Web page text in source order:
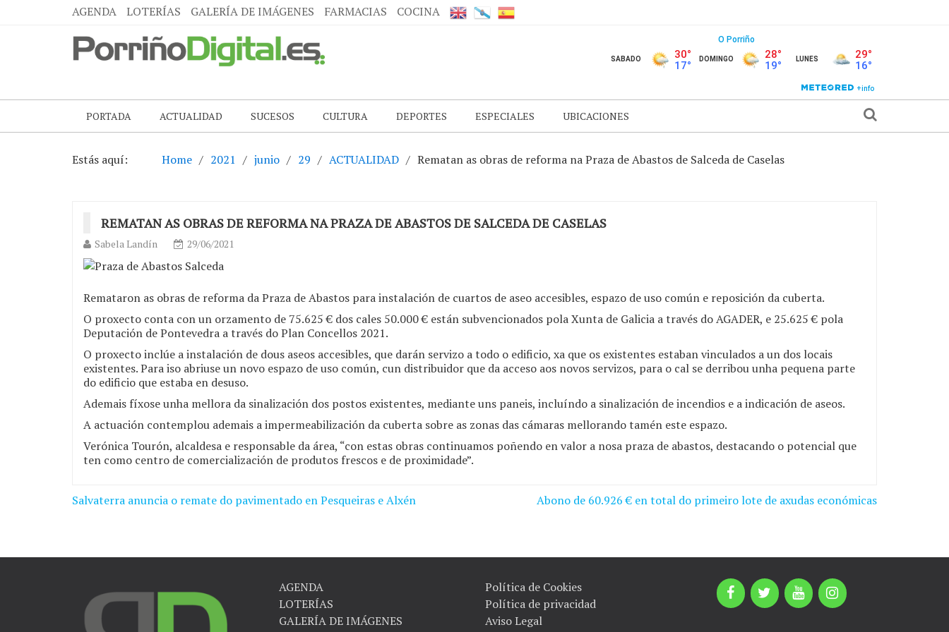
AGENDA LOTERÍAS GALERÍA DE IMÁGENES FARMACIAS COCINA
PORTADA ACTUALIDAD SUCESOS CULTURA DEPORTES ESPECIALES UBICACIONES
Estás aquí: Home 2021 junio 29 ACTUALIDAD Rematan as obras de reforma na Praza de Abastos de Salceda de Caselas
REMATAN AS OBRAS DE REFORMA NA PRAZA DE ABASTOS DE SALCEDA DE CASELAS
Sabela Landín 29/06/2021
Remataron as obras de reforma da Praza de Abastos para instalación de cuartos de aseo accesibles, espazo de uso común e reposición da cuberta.
O proxecto conta con un orzamento de 75.625 € dos cales 50.000 € están subvencionados pola Xunta de Galicia a través do AGADER, e 25.625 € pola
Deputación de Pontevedra a través do Plan Concellos 2021.
O proxecto inclúe a instalación de dous aseos accesibles, que darán servizo a todo o edificio, xa que os existentes estaban vinculados a un dos locais
existentes. Para iso abriuse un novo espazo de uso común, cun distribuidor que da acceso aos novos servizos, para o cal se derribou unha pequena parte
do edificio que estaba en desuso.
Ademais fíxose unha mellora da sinalización dos postos existentes, mediante uns paneis, incluíndo a sinalización de incendios e a indicación de aseos.
A actuación contemplou ademais a impermeabilización da cuberta sobre as zonas das cámaras mellorando tamén este espazo.
Verónica Tourón, alcaldesa e responsable da área, “con estas obras continuamos poñendo en valor a nosa praza de abastos, destacando o potencial que
ten como centro de comercialización de produtos frescos e de proximidade”.
Navegación
entradas
Salvaterra anuncia o remate do pavimentado en Pesqueiras e Alxén Abono de 60.926 € en total do primeiro lote de axudas económicas
AGENDA
LOTERÍAS
GALERÍA DE IMÁGENES
Política de Cookies
Política de privacidad
Aviso Legal